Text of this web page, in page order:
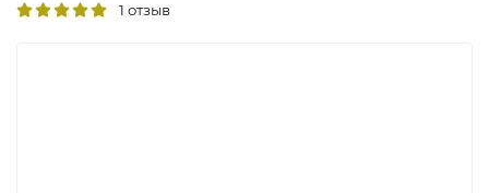
1 отзыв